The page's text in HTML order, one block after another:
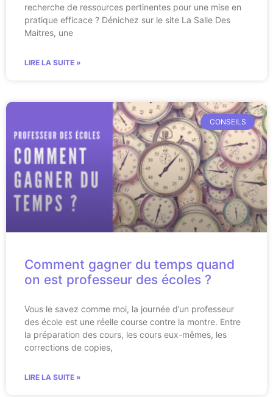
recherche de ressources pertinentes pour une mise en
pratique efficace ? Dénichez sur le site La Salle Des
Maitres, une
LIRE LA SUITE »
CONSEILS
Comment gagner du temps quand
on est professeur des écoles ?
Vous le savez comme moi, la journée d’un professeur
des école est une réelle course contre la montre. Entre
la préparation des cours, les cours eux-mêmes, les
corrections de copies,
LIRE LA SUITE »